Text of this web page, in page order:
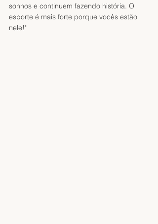
sonhos e continuem fazendo história. O
esporte é mais forte porque vocês estão
nele!"